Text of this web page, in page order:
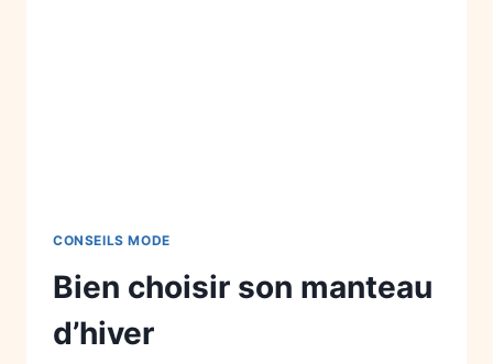
CONSEILS MODE
Bien choisir son manteau
d’hiver